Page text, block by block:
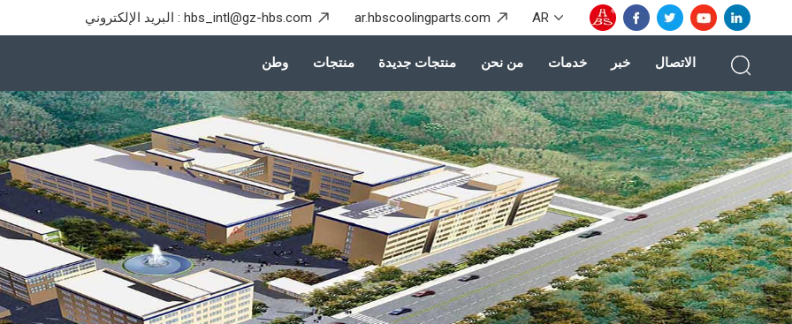
AR البريد الإلكتروني :hbs_intl@gz-hbs.com ar.hbscoolingparts.com
وطن منتجات منتجات جديدة من نحن خدمات خبر الاتصال